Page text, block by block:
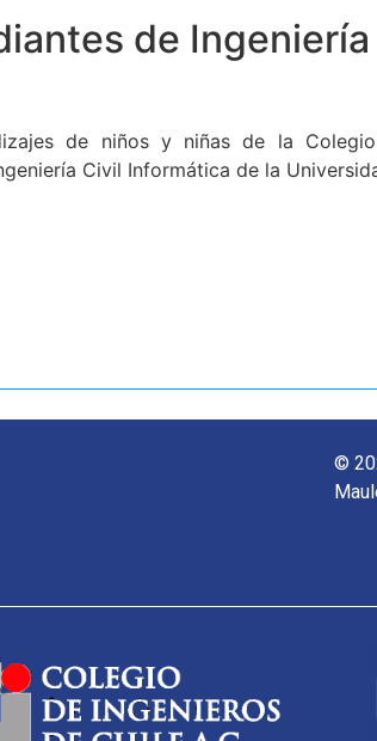
de
de niños y niñas de la
Civil Informática de la
©